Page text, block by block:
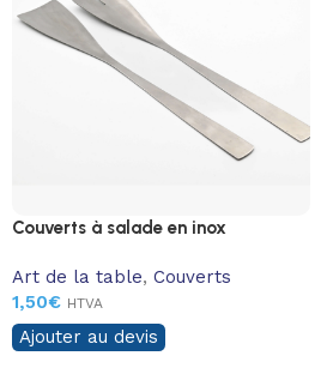
Couverts à salade en inox
Art de la table, Couverts
1,50€ HTVA
Ajouter au devis